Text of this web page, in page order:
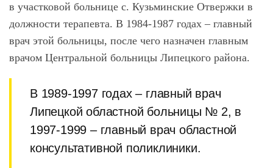
в участковой больнице с. Кузьминские Отвержки в
должности терапевта. В 1984-1987 годах – главный
врач этой больницы, после чего назначен главным
врачом Центральной больницы Липецкого района.
В 1989-1997 годах – главный врач
Липецкой областной больницы № 2, в
1997-1999 – главный врач областной
консультативной поликлиники.